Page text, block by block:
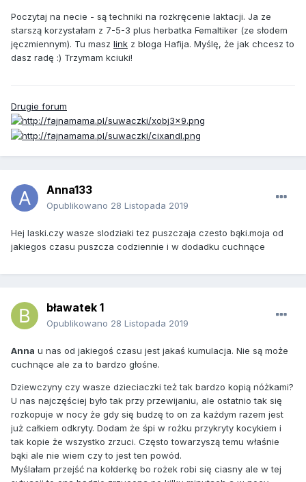
Poczytaj na necie - są techniki na rozkręcenie laktacji. Ja ze
starszą korzystałam z 7-5-3 plus herbatka Femaltiker (ze słodem
jęczmiennym). Tu masz link z bloga Hafija. Myślę, że jak chcesz to
dasz radę :) Trzymam kciuki!
Drugie forum
Anna133
Opublikowano 28 Listopada 2019
Hej laski.czy wasze slodziaki tez puszczaja czesto bąki.moja od
jakiegos czasu puszcza codziennie i w dodadku cuchnące
bławatek 1
Opublikowano 28 Listopada 2019
Anna u nas od jakiegoś czasu jest jakaś kumulacja. Nie są może
cuchnące ale za to bardzo głośne.
Dziewczyny czy wasze dzieciaczki też tak bardzo kopią nóżkami?
U nas najczęściej było tak przy przewijaniu, ale ostatnio tak się
rozkopuje w nocy że gdy się budzę to on za każdym razem jest
już całkiem odkryty. Dodam że śpi w rożku przykryty kocykiem i
tak kopie że wszystko zrzuci. Często towarzyszą temu właśnie
bąki ale nie wiem czy to jest ten powód.
Myślałam przejść na kołderkę bo rożek robi się ciasny ale w tej